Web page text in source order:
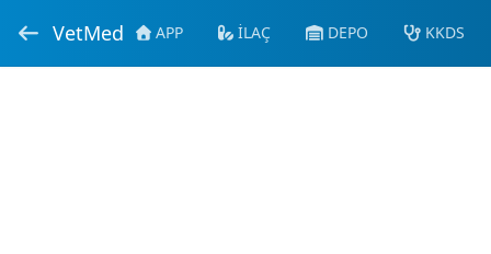
VetMed APP İLAÇ DEPO KKDS